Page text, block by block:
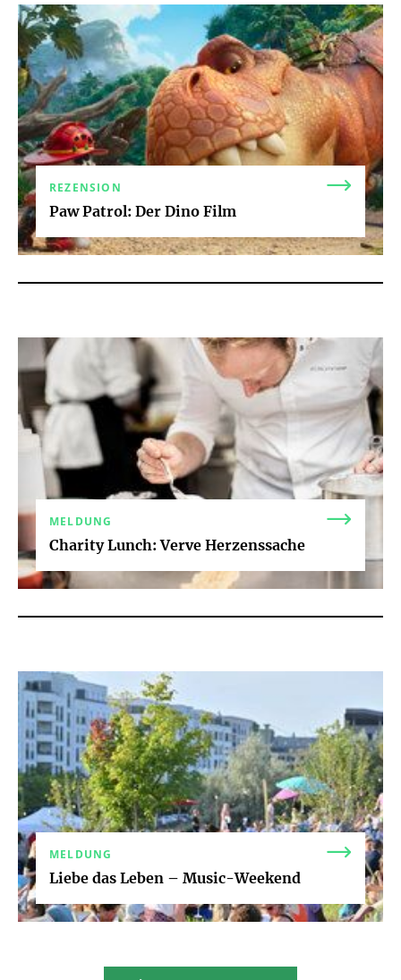
REZENSION
Paw Patrol: Der Dino Film
MELDUNG
Charity Lunch: Verve Herzenssache
MELDUNG
Liebe das Leben – Music-Weekend